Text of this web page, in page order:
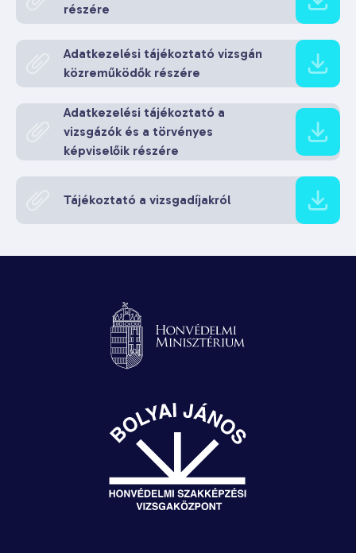
részére
Adatkezelési tájékoztató vizsgán
közreműködők részére
Adatkezelési tájékoztató a
vizsgázók és a törvényes
képviselőik részére
Tájékoztató a vizsgadíjakról